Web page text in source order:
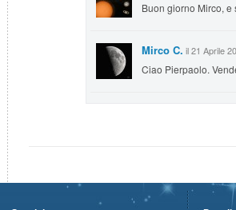
Buon giorno Mirco,
Mirco C. il 21 Aprile
Ciao Pierpaolo.